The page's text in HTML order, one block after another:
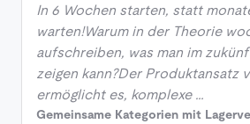
In 6 Wochen starten, statt
warten!Warum in der Theorie
aufschreiben, was man im
zeigen kann?Der Produktansatz
ermöglicht es, komplexe …
Gemeinsame Kategorien mit